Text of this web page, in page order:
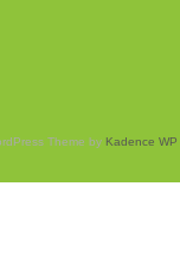
Theme by Kadence WP